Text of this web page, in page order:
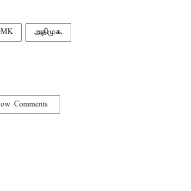
அதிமுக.
Comments